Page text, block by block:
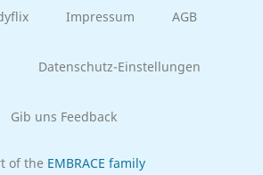
Impressum AGB
Datenschutz-Einstellungen
Gib uns Feedback
of the EMBRACE family